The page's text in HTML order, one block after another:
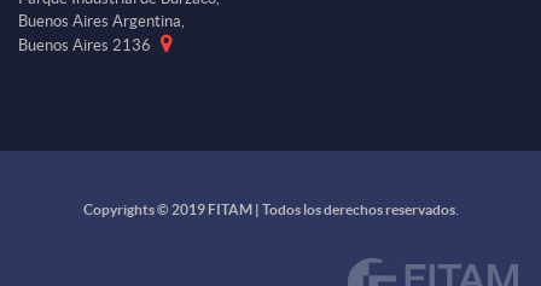
Buenos Aires Argentina,
Buenos Aires 2136
Copyrights © 2019 FITAM | Todos los derechos reservados.